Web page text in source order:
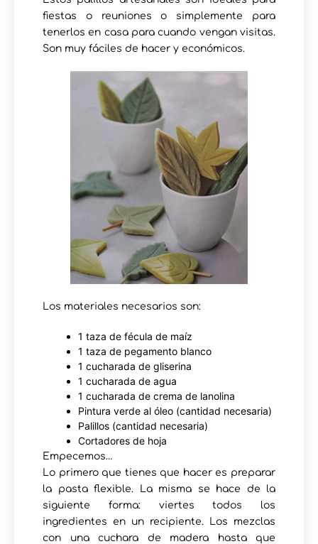
fiestas o reuniones o simplemente para
tenerlos en casa para cuando vengan visitas.
Son muy fáciles de hacer y económicos.
Los materiales necesarios son:
1 taza de fécula de maíz
1 taza de pegamento blanco
1 cucharada de gliserina
1 cucharada de agua
1 cucharada de crema de lanolina
Pintura verde al óleo (cantidad necesaria)
Palillos (cantidad necesaria)
Cortadores de hoja
Empecemos…
Lo primero que tienes que hacer es preparar
la pasta flexible. La misma se hace de la
siguiente forma: viertes todos los
ingredientes en un recipiente. Los mezclas
con una cuchara de madera hasta que